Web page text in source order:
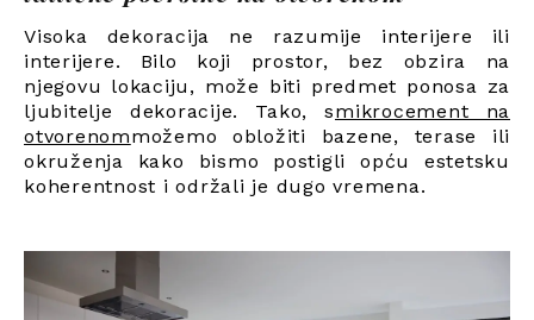
Visoka dekoracija ne razumije interijere ili
interijere. Bilo koji prostor, bez obzira na
njegovu lokaciju, može biti predmet ponosa za
ljubitelje dekoracije. Tako, smikrocement na
otvorenommožemo obložiti bazene, terase ili
okruženja kako bismo postigli opću estetsku
koherentnost i održali je dugo vremena.